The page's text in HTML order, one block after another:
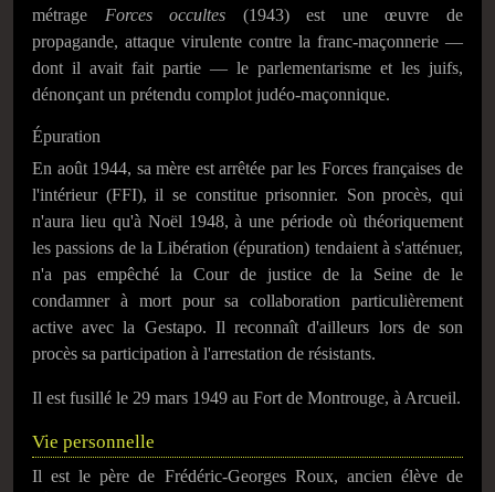
métrage Forces occultes (1943) est une œuvre de
propagande, attaque virulente contre la franc-maçonnerie —
dont il avait fait partie — le parlementarisme et les juifs,
dénonçant un prétendu complot judéo-maçonnique.
Épuration
En août 1944, sa mère est arrêtée par les Forces françaises de
l'intérieur (FFI), il se constitue prisonnier. Son procès, qui
n'aura lieu qu'à Noël 1948, à une période où théoriquement
les passions de la Libération (épuration) tendaient à s'atténuer,
n'a pas empêché la Cour de justice de la Seine de le
condamner à mort pour sa collaboration particulièrement
active avec la Gestapo. Il reconnaît d'ailleurs lors de son
procès sa participation à l'arrestation de résistants.
Il est fusillé le 29 mars 1949 au Fort de Montrouge, à Arcueil.
Vie personnelle
Il est le père de Frédéric-Georges Roux, ancien élève de